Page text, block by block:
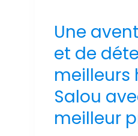
Une
et de
meilleurs
Salou
meilleur